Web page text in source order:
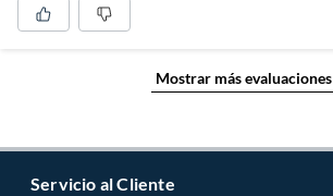
Mostrar más evaluaciones
Servicio al Cliente